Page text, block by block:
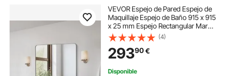
VEVOR Espejo de Pared Espejo de
Maquillaje Espejo de Baño 915 x 915
x 25 mm Espejo Rectangular Marco
de Aleación de Aluminio Negro con
Soporte en Forma de Z para Baño
Dormitorio Sala de Estar
(4)
29390€
Disponible